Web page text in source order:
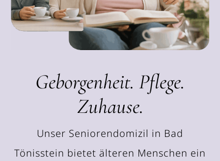
Geborgenheit. Pflege.
Zuhause.
Unser Seniorendomizil in Bad
Tönisstein bietet älteren Menschen ein